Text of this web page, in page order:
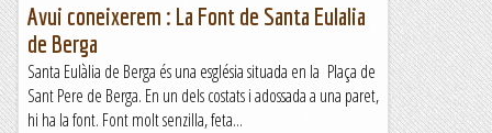
Avui coneixerem : La Font de Santa Eulalia
de Berga
Santa Eulàlia de Berga és una església situada en la Plaça de
Sant Pere de Berga. En un dels costats i adossada a una paret,
hi ha la font. Font molt senzilla, feta...